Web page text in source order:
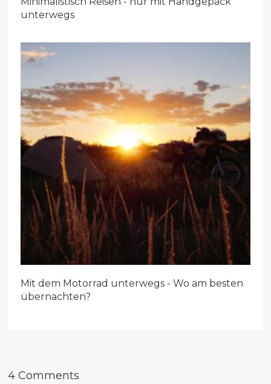
unterwegs
Mit dem Motorrad unterwegs - Wo am besten
übernachten?
4 Comments